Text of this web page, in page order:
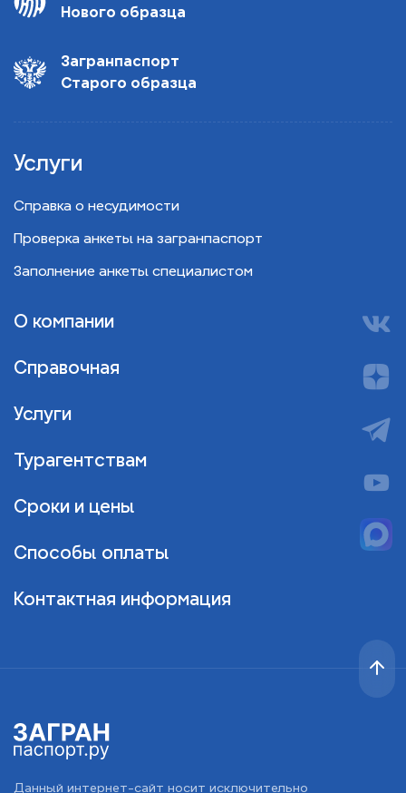
Нового образца
Загранпаспорт
Старого образца
Услуги
Справка о несудимости
Проверка анкеты на загранпаспорт
Заполнение анкеты специалистом
О компании
Справочная
Услуги
Турагентствам
Сроки и цены
Способы оплаты
Контактная информация
Данный интернет-сайт носит исключительно